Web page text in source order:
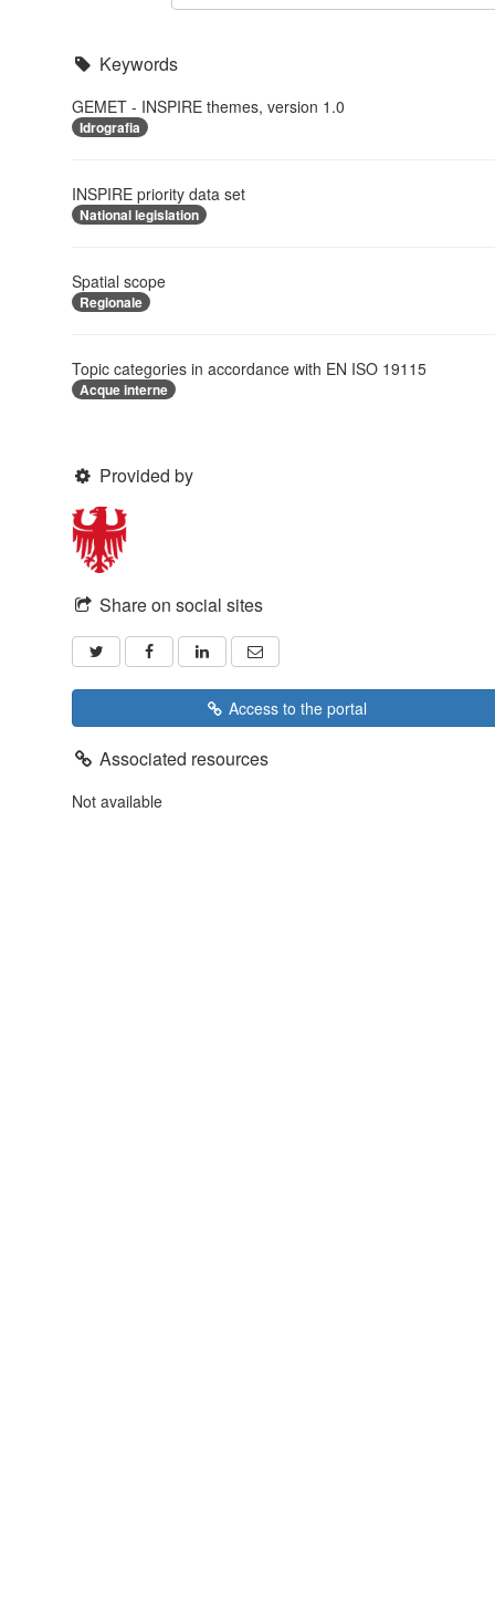
Keywords
GEMET - INSPIRE themes, version 1.0
Idrografia
INSPIRE priority data set
National legislation
Spatial scope
Regionale
Topic categories in accordance with EN ISO 19115
Acque interne
Provided by
Share on social sites
Access to the portal
Associated resources
Not available